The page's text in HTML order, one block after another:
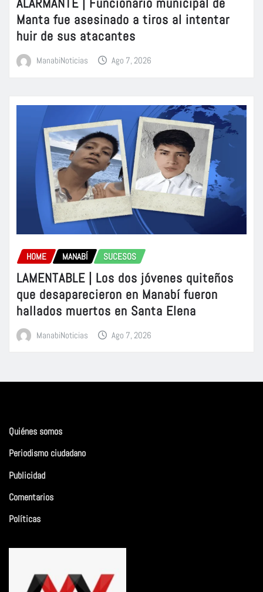
Manta fue asesinado a tiros al intentar
huir de sus atacantes
ManabiNoticias Ago 7, 2026
HOME MANABÍ SUCESOS
LAMENTABLE | Los dos jóvenes quiteños
que desaparecieron en Manabí fueron
hallados muertos en Santa Elena
ManabiNoticias Ago 7, 2026
Quiénes somos
Periodismo ciudadano
Publicidad
Comentarios
Políticas